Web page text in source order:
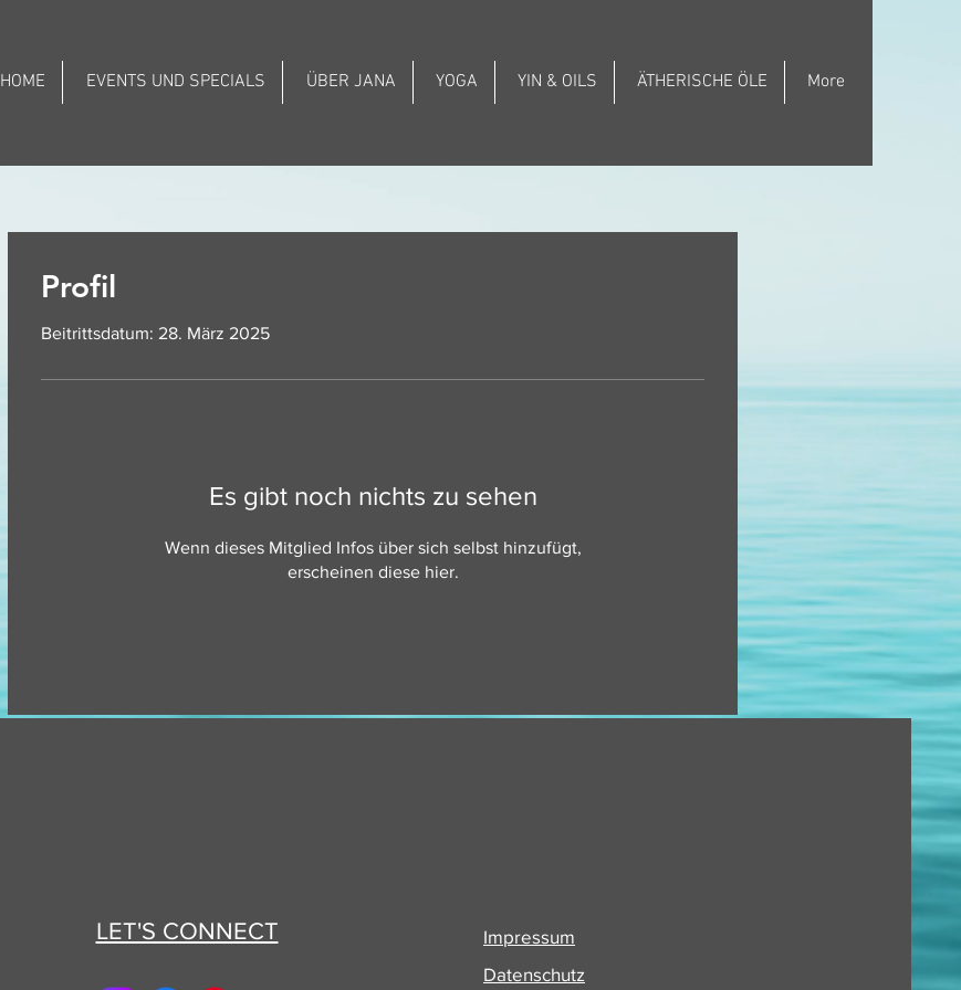
HOME EVENTS UND SPECIALS ÜBER JANA YOGA YIN & OILS ÄTHERISCHE ÖLE More
Profil
Beitrittsdatum: 28. März 2025
Es gibt noch nichts zu sehen
Wenn dieses Mitglied Infos über sich selbst hinzufügt,
erscheinen diese hier.
LET'S CONNECT
Impressum
Datenschutz